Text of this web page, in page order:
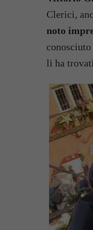
Clerici,
noto
li ha